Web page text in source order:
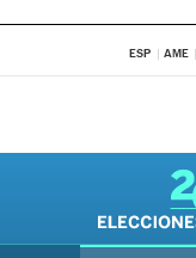
ESP AME